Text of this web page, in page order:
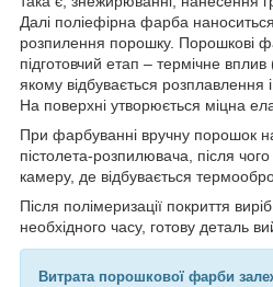
Далі поліефірна фарба
розпилення порошку. Порошкові
підготовчий етап – термічне
якому відбувається розплавлення
На поверхні утворюється міцна
При фарбуванні вручну порошок
пістолета-розпилювача, після
камеру, де відбувається
Після полімеризації покриття
необхідного часу, готову деталь
Витрата порошкової фарби